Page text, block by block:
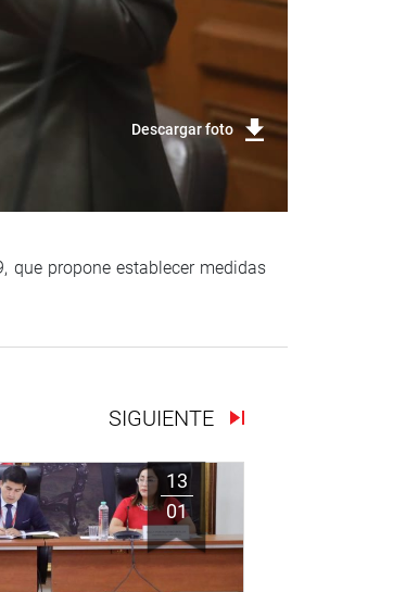
Descargar foto
que propone establecer medidas
SIGUIENTE
13
01